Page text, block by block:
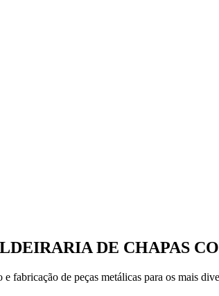
DE CHAPAS
e fabricação de peças metálicas para os mais